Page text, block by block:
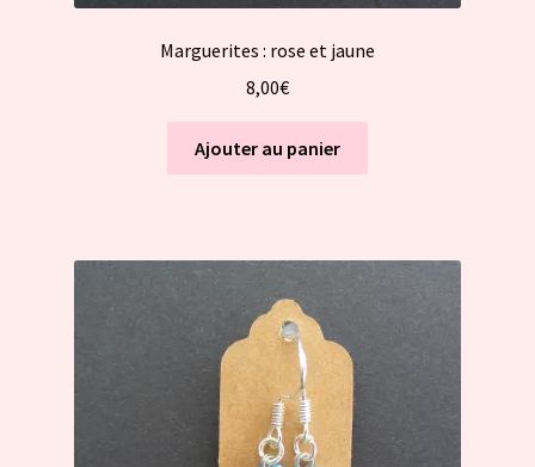
Marguerites : rose et jaune
8,00€
Ajouter au panier